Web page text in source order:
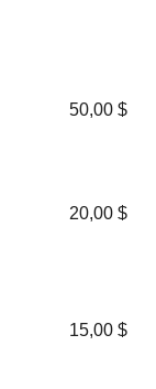
50,00 $
20,00 $
15,00 $